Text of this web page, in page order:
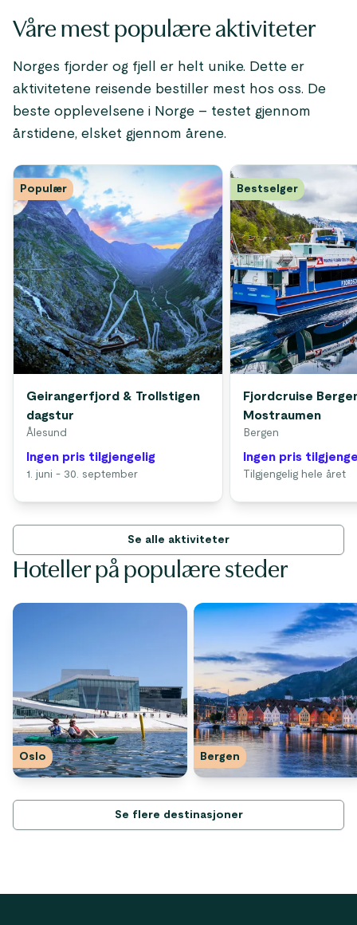
Våre mest populære aktiviteter
Norges fjorder og fjell er helt unike. Dette er
aktivitetene reisende bestiller mest hos oss. De
beste opplevelsene i Norge – testet gjennom
årstidene, elsket gjennom årene.
Populær
Geirangerfjord & Trollstigen
dagstur
Ålesund
Ingen pris tilgjengelig
1. juni - 30. september
Bestselger
Fjordcruise
Mostraumen
Bergen
Ingen pris
Tilgjengelig hele året
Se alle aktiviteter
Hoteller på populære steder
Oslo Bergen
Se flere destinasjoner